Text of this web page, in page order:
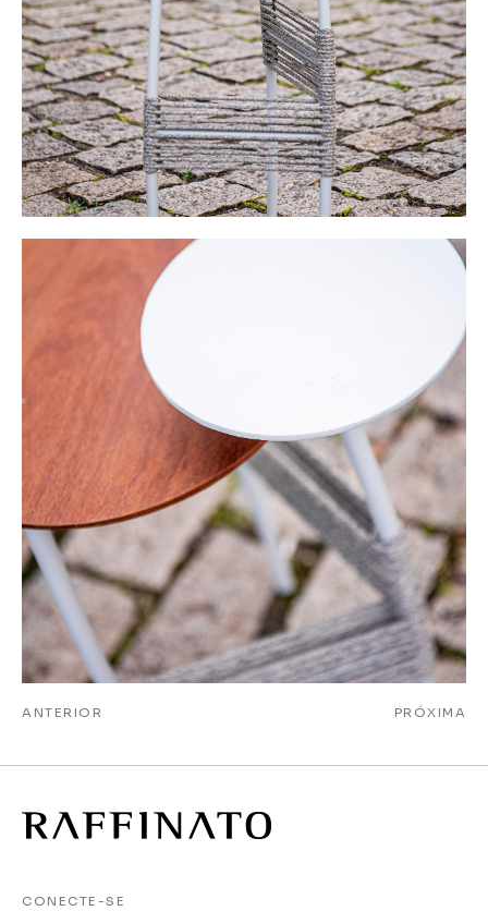
ANTERIOR PRÓXIMA
CONECTE-SE